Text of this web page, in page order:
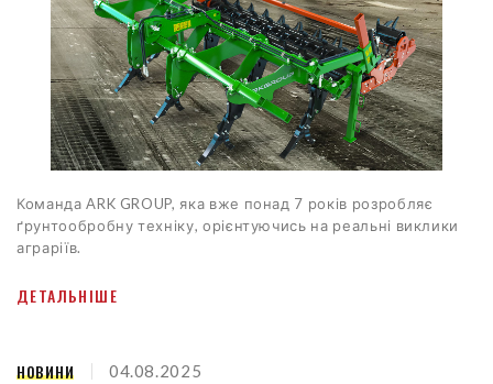
Команда ARK GROUP, яка вже понад 7 років розробляє
ґрунтообробну техніку, орієнтуючись на реальні виклики
аграріїв.
ДЕТАЛЬНІШЕ
НОВИНИ 04.08.2025